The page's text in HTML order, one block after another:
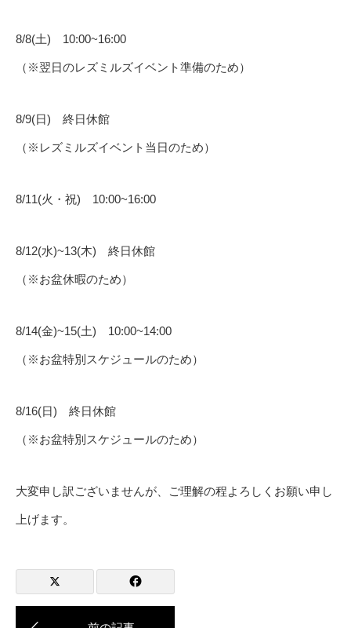
8/8(土) 10:00~16:00
（※翌日のレズミルズイベント準備のため）
8/9(日) 終日休館
（※レズミルズイベント当日のため）
8/11(火・祝) 10:00~16:00
8/12(水)~13(木) 終日休館
（※お盆休暇のため）
8/14(金)~15(土) 10:00~14:00
（※お盆特別スケジュールのため）
8/16(日) 終日休館
（※お盆特別スケジュールのため）
大変申し訳ございませんが、ご理解の程よろしくお願い申し
上げます。